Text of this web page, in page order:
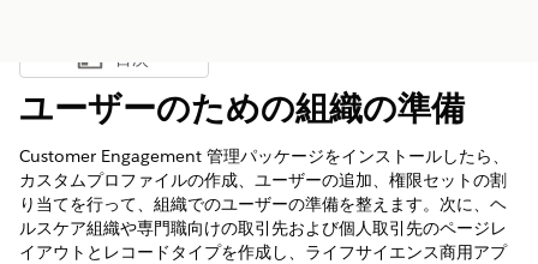
目次を表示
目次
ユーザーのための組織の準備
Customer Engagement 管理パッケージをインストールしたら、
カスタムプロファイルの作成、ユーザーの追加、権限セットの割
り当てを行って、組織でのユーザーの準備を整えます。次に、ヘ
ルスケア組織や専門職向けの取引先および個人取引先のページレ
イアウトとレコードタイプを作成し、ライフサイエンス商用アプ